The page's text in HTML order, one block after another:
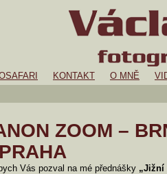
KONTAKT O MNĚ
ZOOM –
Vás pozval na mé přednášky „Jižní